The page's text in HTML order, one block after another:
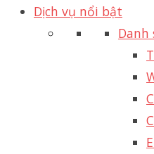
Dịch vụ nổi bật
Danh